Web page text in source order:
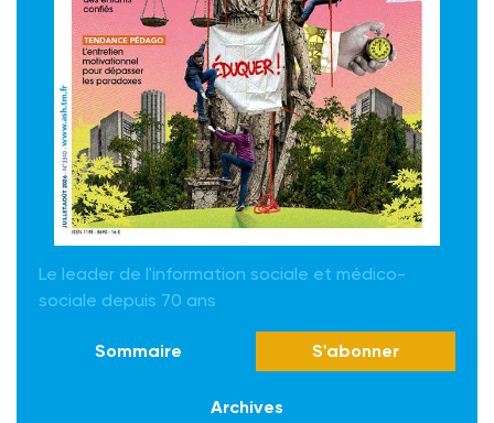
Le leader de l'information sociale et médico-
sociale depuis 70 ans
Sommaire S'abonner
Archives